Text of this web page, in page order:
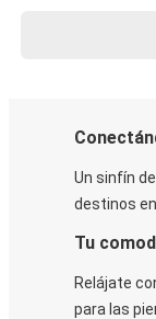
Un sinfín
destinos
Tu
Relájate
para las